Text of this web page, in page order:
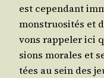
est cepen­dant
mons­truo­si­tés et
vons rap­pe­ler ici
sions morales et
tées au sein des